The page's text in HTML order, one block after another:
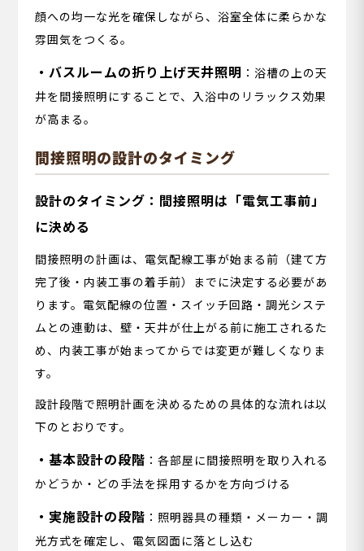
顔への均一な光を確保しながら、浴室全体に柔らかな
雰囲気をつくる。
・バスルームの折り上げ天井照明 ：浴槽の上の天
井を間接照明にすることで、入浴中のリラックス効果
が高まる。
間接照明の設計のタイミング
設計のタイミング：間接照明は「電気工事前」
に決める
間接照明の計画は、電気配線工事が始まる前（建て方
完了後・内装工事の着手前）までに決定する必要があ
ります。電気配線の位置・スイッチ回路・調光システ
ムとの連動は、壁・天井が仕上がる前に施工されるた
め、内装工事が始まってからでは変更が難しくなりま
す。
設計段階で照明計画を決めるための具体的な流れは以
下のとおりです。
・基本設計の段階 ：各部屋に間接照明を取り入れる
かどうか・どの手法を採用するかを方向づける
・実施設計の段階 ：照明器具の種類・メーカー・調
光方式を確定し、電気図面に落とし込む